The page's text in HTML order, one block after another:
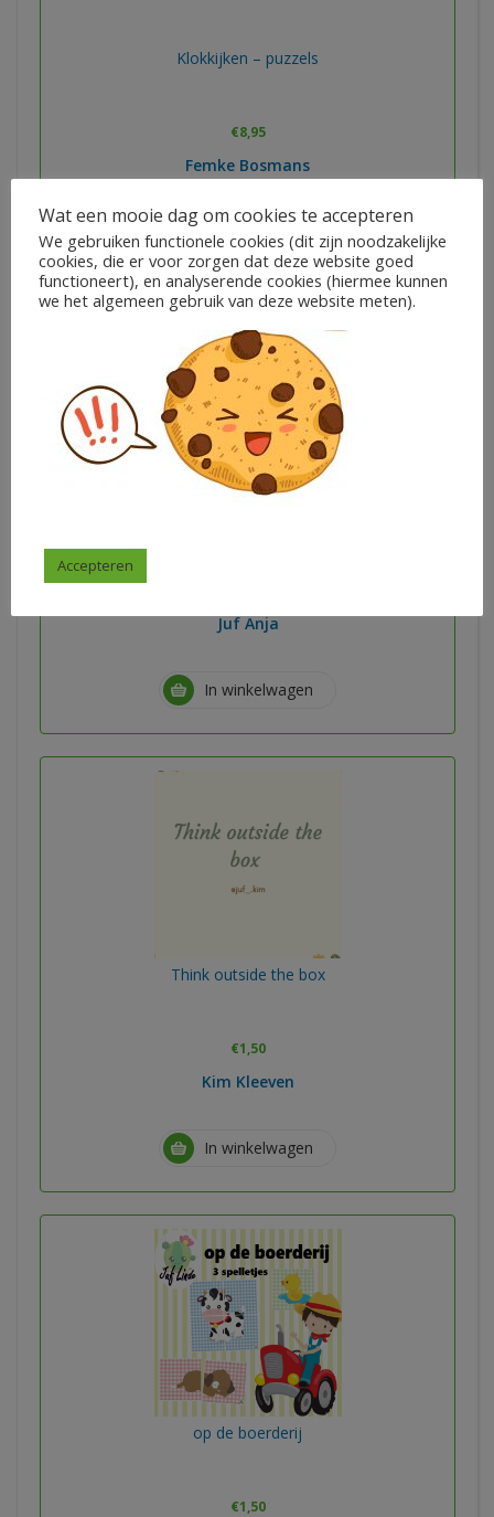
Klokkijken – puzzels
€8,95
Femke Bosmans
In winkelwagen
Juf Anja
In winkelwagen
Think outside the box
€1,50
Kim Kleeven
In winkelwagen
op de boerderij
€1,50
Wat een mooie dag om cookies te accepteren
We gebruiken functionele cookies (dit zijn noodzakelijke
cookies, die er voor zorgen dat deze website goed
functioneert), en analyserende cookies (hiermee kunnen
we het algemeen gebruik van deze website meten).
Accepteren